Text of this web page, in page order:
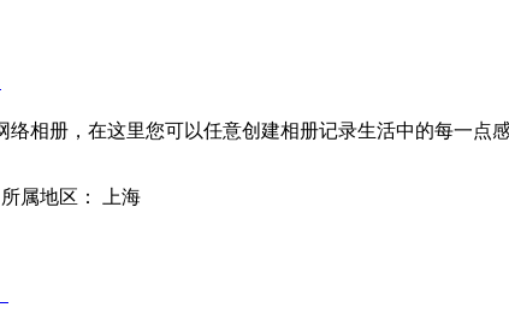
相册，在这里您可以任意创建相册记录生活中的每一
属地区： 上海